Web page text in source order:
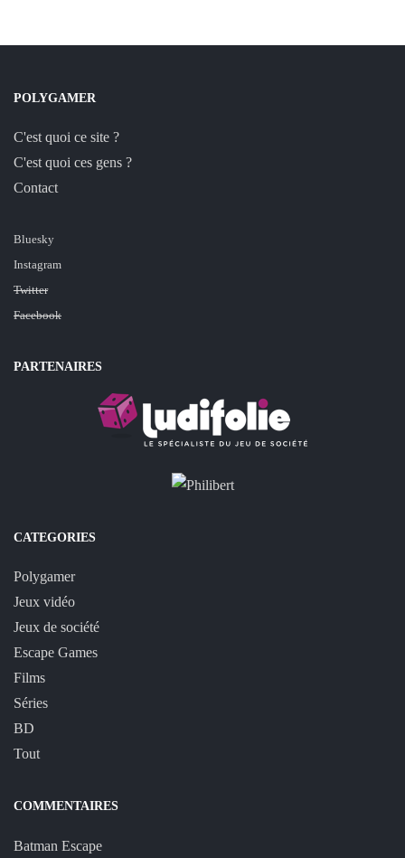
POLYGAMER
C'est quoi ce site ?
C'est quoi ces gens ?
Contact
Bluesky
Instagram
Twitter
Facebook
PARTENAIRES
CATEGORIES
Polygamer
Jeux vidéo
Jeux de société
Escape Games
Films
Séries
BD
Tout
COMMENTAIRES
Batman Escape